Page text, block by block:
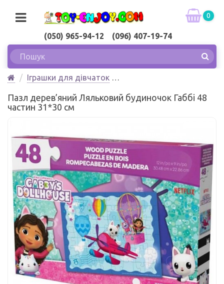
(050) 965-94-12 (096) 407-19-74
0
Іграшки для дівчаток
частин 31*30 см Spin Master
Пазл дерев’яний Ляльковий будиночок Габбі 48
частин 31*30 см